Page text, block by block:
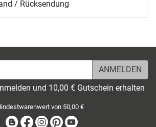
/ Rücksendung
und 10,00 € Gutschein erhalten
von 50,00 €
BlogFacebook
Instagram
Pinterest